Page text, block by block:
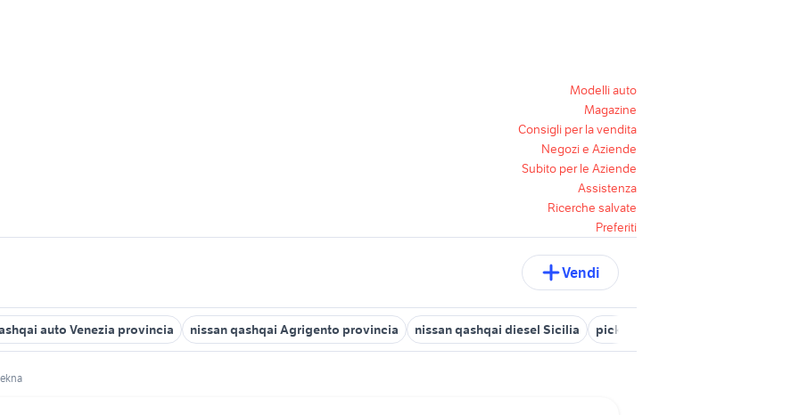
Modelli auto
Magazine
Consigli per la vendita
Negozi e Aziende
Subito per le Aziende
Assistenza
Ricerche salvate
Preferiti
Vendi
auto Venezia provincia nissan qashqai Agrigento provincia nissan qashqai diesel Sicilia pick up nissan navara